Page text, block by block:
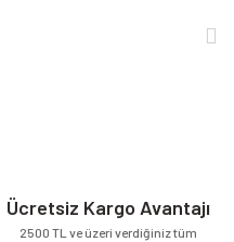
Ücretsiz Kargo Avantajı
2500 TL ve üzeri verdiğiniz tüm